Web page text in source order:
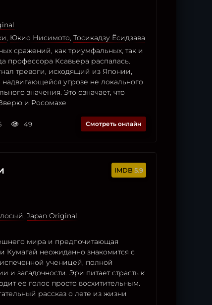
, Юкио Нисимото, Тосикадзу Ёсидзава
сражений, как триумфальных, так и
профессора Ксавьера распалась.
тревоги, исходящий из Японии,
надвигающейся угрозе не локального
значения. Это означает, что
и Росомахе
49 Смотреть онлайн
5.9
, Japan Original
мира и предпочитающая
Кумагай неожиданно знакомится с
ученицей, полной
и загадочности. Эри питает страсть к
ее голос просто восхитительным.
рассказ о лете из жизни